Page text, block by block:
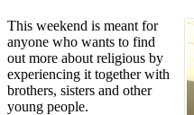
This weekend is meant for
anyone who wants to find
out more about religious by
experiencing it together with
brothers, sisters and other
young people.